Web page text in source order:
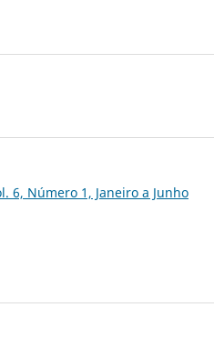
6, Número 1, Janeiro a Junho